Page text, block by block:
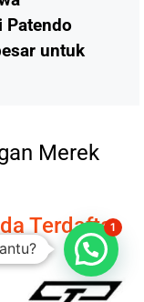
Patendo
untuk
Merek
Terdaftar
1